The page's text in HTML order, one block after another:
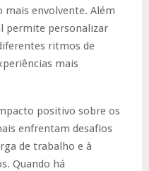
envolvente. Além
permite personalizar
ritmos de
mais
positivo sobre os
enfrentam desafios
de trabalho e à
Quando há